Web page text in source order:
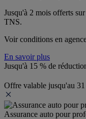
Jusqu'à 2 mois offerts
TNS.
Voir conditions en
En savoir plus
Jusqu'à 15 % de
Offre valable jusqu'au
Assurance auto pour